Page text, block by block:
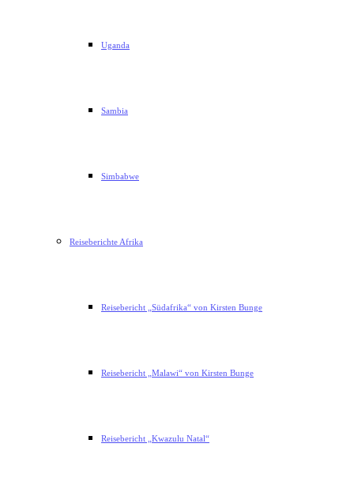
Uganda
Sambia
Simbabwe
Reiseberichte Afrika
Reisebericht „Südafrika“ von Kirsten Bunge
Reisebericht „Malawi“ von Kirsten Bunge
Reisebericht „Kwazulu Natal“